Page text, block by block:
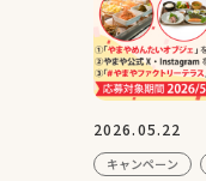
2026.05.22
キャンペーン